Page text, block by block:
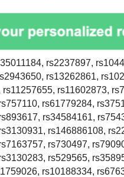
rs2237897,
rs13262861,
rs11602873,
rs61779284,
rs34584161,
rs146886108,
rs730497,
rs529565,
rs10188334,